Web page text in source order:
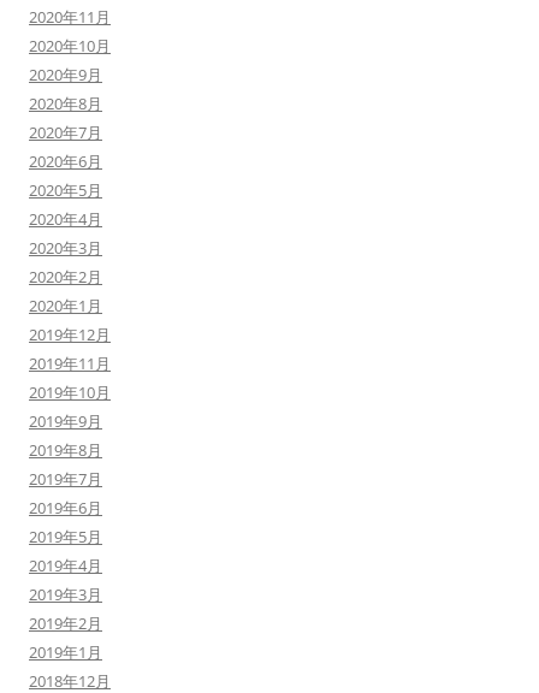
2020年11月
2020年10月
2020年9月
2020年8月
2020年7月
2020年6月
2020年5月
2020年4月
2020年3月
2020年2月
2020年1月
2019年12月
2019年11月
2019年10月
2019年9月
2019年8月
2019年7月
2019年6月
2019年5月
2019年4月
2019年3月
2019年2月
2019年1月
2018年12月